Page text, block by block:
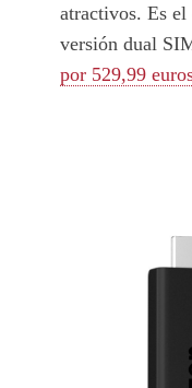
atractivos. Es
versión dual
por 529,99